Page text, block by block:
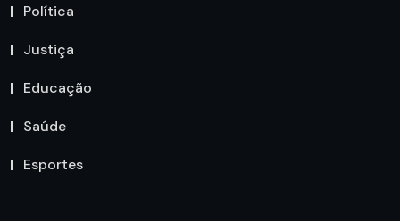
Política
Justiça
Educação
Saúde
Esportes